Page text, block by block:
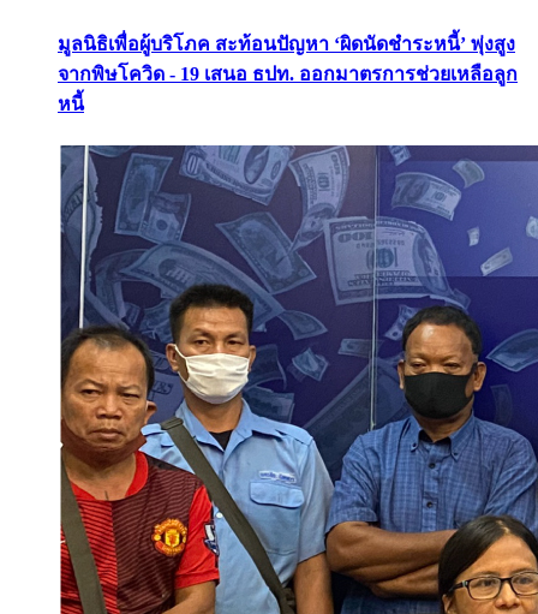
มูลนิธิเพื่อผู้บริโภค สะท้อนปัญหา ‘ผิดนัดชำระหนี้’ พุ่งสูง
จากพิษโควิด - 19 เสนอ ธปท. ออกมาตรการช่วยเหลือลูก
หนี้